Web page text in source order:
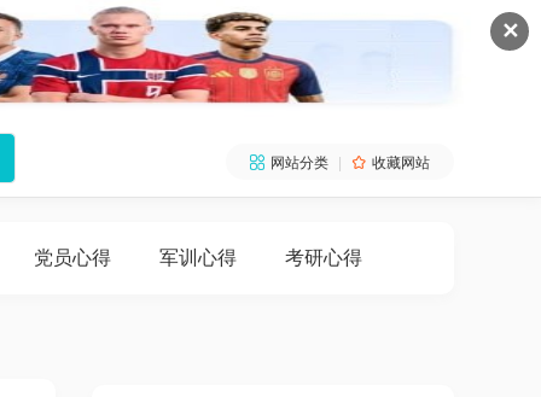
✕
 网站分类  收藏网站
党员心得 军训心得 考研心得